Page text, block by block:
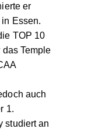
er
Essen.
TOP 10
Temple
auch
1.
studiert an